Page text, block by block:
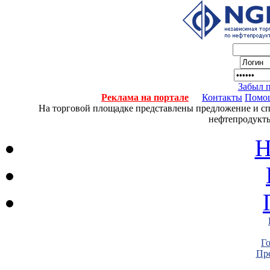
Забыл
Реклама на портале
Контакты
На торговой площадке представлены предложение и